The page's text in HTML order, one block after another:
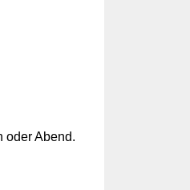
oder Abend.